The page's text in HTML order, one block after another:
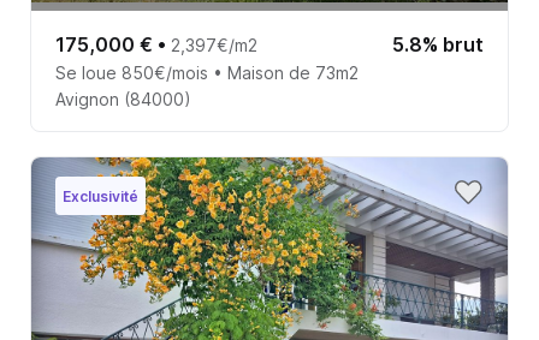
175,000 € • 2,397€/m2 5.8% brut
Se loue 850€/mois • Maison de 73m2
Avignon (84000)
Exclusivité